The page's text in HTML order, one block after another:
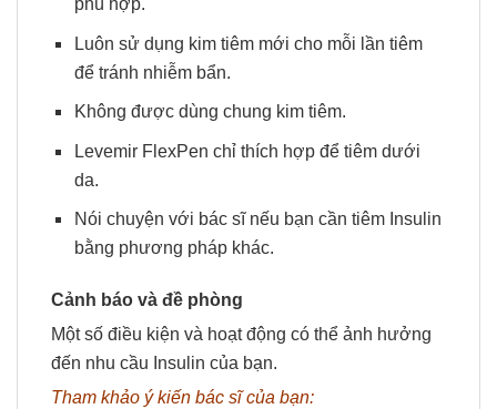
phù hợp.
Luôn sử dụng kim tiêm mới cho mỗi lần tiêm
để tránh nhiễm bẩn.
Không được dùng chung kim tiêm.
Levemir FlexPen chỉ thích hợp để tiêm dưới
da.
Nói chuyện với bác sĩ nếu bạn cần tiêm Insulin
bằng phương pháp khác.
Cảnh báo và đề phòng
Một số điều kiện và hoạt động có thể ảnh hưởng
đến nhu cầu Insulin của bạn.
Tham khảo ý kiến bác sĩ của bạn: